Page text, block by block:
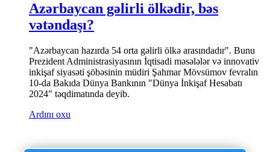
Azərbaycan gəlirli ölkədir, bəs
vətəndaşı?
"Azərbaycan hazırda 54 orta gəlirli ölkə arasındadır". Bunu
Prezident Administrasiyasının İqtisadi məsələlər və innovativ
inkişaf siyasəti şöbəsinin müdiri Şahmar Mövsümov fevralın
10-da Bakıda Dünya Bankının "Dünya İnkişaf Hesabatı
2024" təqdimatında deyib.
Ardını oxu